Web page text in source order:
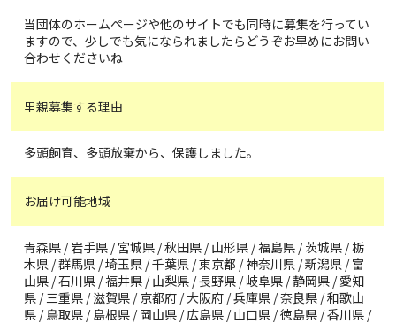
当団体のホームページや他のサイトでも同時に募集を行ってい
ますので、少しでも気になられましたらどうぞお早めにお問い
合わせくださいね
里親募集する理由
多頭飼育、多頭放棄から、保護しました。
お届け可能地域
青森県 / 岩手県 / 宮城県 / 秋田県 / 山形県 / 福島県 / 茨城県 / 栃
木県 / 群馬県 / 埼玉県 / 千葉県 / 東京都 / 神奈川県 / 新潟県 / 富
山県 / 石川県 / 福井県 / 山梨県 / 長野県 / 岐阜県 / 静岡県 / 愛知
県 / 三重県 / 滋賀県 / 京都府 / 大阪府 / 兵庫県 / 奈良県 / 和歌山
県 / 鳥取県 / 島根県 / 岡山県 / 広島県 / 山口県 / 徳島県 / 香川県 /